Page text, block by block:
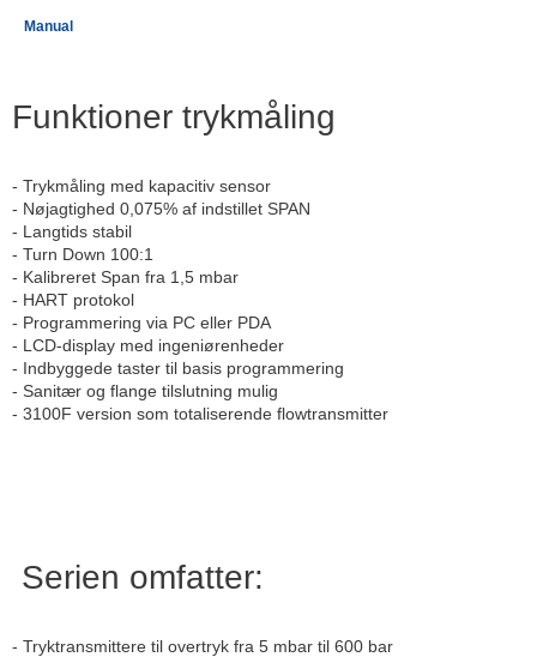
Manual
Funktioner trykmåling
- Trykmåling med kapacitiv sensor
- Nøjagtighed 0,075% af indstillet SPAN
- Langtids stabil
- Turn Down 100:1
- Kalibreret Span fra 1,5 mbar
- HART protokol
- Programmering via PC eller PDA
- LCD-display med ingeniørenheder
- Indbyggede taster til basis programmering
- Sanitær og flange tilslutning mulig
- 3100F version som totaliserende flowtransmitter
Serien omfatter:
- Tryktransmittere til overtryk fra 5 mbar til 600 bar